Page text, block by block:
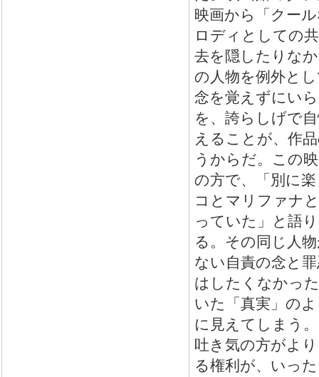
映画から「クー
ロディとしての
去を隠したりな
の人物を例外と
念を覚えずにい
を、誇らしげで
えることが、作
うからだ。この
の方で、「別に
コとマリファナ
っていた」と語
る。その同じ人
ない自責の念と
はしたくなかっ
いた「真実」の
に見えてしまう
吐き気の方がよ
る権利が、いっ